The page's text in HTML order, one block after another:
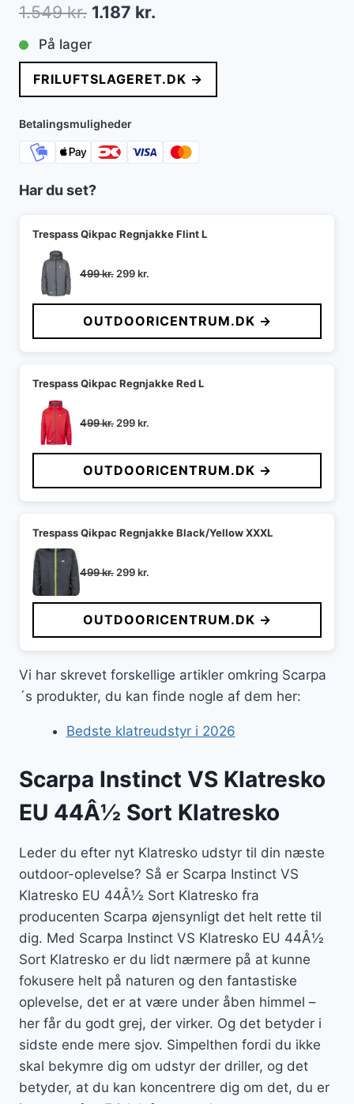
1.549kr. Den
oprindelige
pris
var:
1.549 kr..
1.187 kr.
pris
er:
På lager
FRILUFTSLAGERET.DK →
Betalingsmuligheder
Har du set?
Trespass Qikpac Regnjakke Flint L
499kr. Den
pris
var:
499 kr..
299kr.
pris
er:
299 kr..
OUTDOORICENTRUM.DK →
Trespass Qikpac Regnjakke Red L
499kr. Den
pris
var:
499 kr..
299kr.
pris
er:
299 kr..
OUTDOORICENTRUM.DK →
Trespass Qikpac Regnjakke Black/Yellow XXXL
499kr. Den
pris
var:
499 kr..
299kr.
pris
er:
299 kr..
OUTDOORICENTRUM.DK →
Vi har skrevet forskellige artikler omkring Scarpa
´s produkter, du kan finde nogle af dem her:
Bedste klatreudstyr i 2026
Scarpa Instinct VS Klatresko
EU 44Â½ Sort Klatresko
Leder du efter nyt Klatresko udstyr til din næste
outdoor-oplevelse? Så er Scarpa Instinct VS
Klatresko EU 44Â½ Sort Klatresko fra
producenten Scarpa øjensynligt det helt rette til
dig. Med Scarpa Instinct VS Klatresko EU 44Â½
Sort Klatresko er du lidt nærmere på at kunne
fokusere helt på naturen og den fantastiske
oplevelse, det er at være under åben himmel –
her får du godt grej, der virker. Og det betyder i
sidste ende mere sjov. Simpelthen fordi du ikke
skal bekymre dig om udstyr der driller, og det
betyder, at du kan koncentrere dig om det, du er